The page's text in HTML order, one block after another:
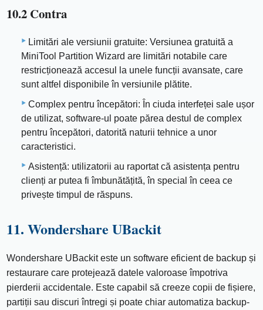
10.2 Contra
Limitări ale versiunii gratuite: Versiunea gratuită a
MiniTool Partition Wizard are limitări notabile care
restricționează accesul la unele funcții avansate, care
sunt altfel disponibile în versiunile plătite.
Complex pentru începători: În ciuda interfeței sale ușor
de utilizat, software-ul poate părea destul de complex
pentru începători, datorită naturii tehnice a unor
caracteristici.
Asistență: utilizatorii au raportat că asistența pentru
clienți ar putea fi îmbunătățită, în special în ceea ce
privește timpul de răspuns.
11. Wondershare UBackit
Wondershare UBackit este un software eficient de backup și
restaurare care protejează datele valoroase împotriva
pierderii accidentale. Este capabil să creeze copii de fișiere,
partiții sau discuri întregi și poate chiar automatiza backup-